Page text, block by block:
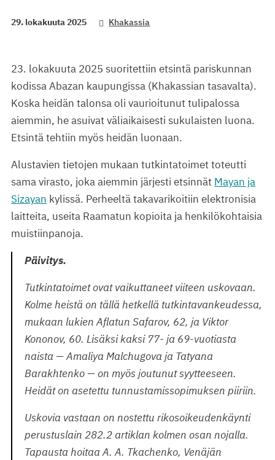
29. lokakuuta 2025 Khakassia
23. lokakuuta 2025 suoritettiin etsintä pariskunnan
kodissa Abazan kaupungissa (Khakassian tasavalta).
Koska heidän talonsa oli vaurioitunut tulipalossa
aiemmin, he asuivat väliaikaisesti sukulaisten luona.
Etsintä tehtiin myös heidän luonaan.
Alustavien tietojen mukaan tutkintatoimet toteutti
sama virasto, joka aiemmin järjesti etsinnät Mayan ja
Sizayan kylissä. Perheeltä takavarikoitiin elektronisia
laitteita, useita Raamatun kopioita ja henkilökohtaisia
muistiinpanoja.
Päivitys.
Tutkintatoimet ovat vaikuttaneet viiteen uskovaan.
Kolme heistä on tällä hetkellä tutkintavankeudessa,
mukaan lukien Aflatun Safarov, 62, ja Viktor
Kononov, 60. Lisäksi kaksi 77- ja 69-vuotiasta
naista — Amaliya Malchugova ja Tatyana
Barakhtenko — on myös joutunut syytteeseen.
Heidät on asetettu tunnustamissopimuksen piiriin.
Uskovia vastaan on nostettu rikosoikeudenkäynti
perustuslain 282.2 artiklan kolmen osan nojalla.
Tapausta hoitaa A. A. Tkachenko, Venäjän